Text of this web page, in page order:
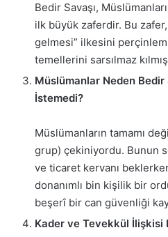
Bedir Savaşı,
ilk büyük zaferdir. Bu zafer,
gelmesi” ilkesini
temellerini sarsılmaz
Müslümanlar Neden Bedir
İstemedi?
Müslümanların tamamı
grup) çekiniyordu. Bunun
ve ticaret kervanı
donanımlı bin kişilik bir
beşerî bir can güvenliği
Kader ve Tevekkül İlişkisi